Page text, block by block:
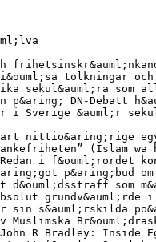
tolkningar och
sekul&auml;ra som
p&aring; DN-Debatt
i Sverige &auml;r
nittio&aring;rige
(Islam
i f&ouml;rordet
p&aring;bud
som
grundv&auml;rde
sin s&auml;rskilda
Muslimska
R Bradley: Inside